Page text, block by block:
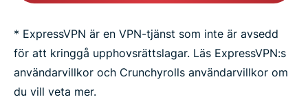
* ExpressVPN är en VPN-tjänst som inte är avsedd
för att kringgå upphovsrättslagar. Läs ExpressVPN:s
användarvillkor och Crunchyrolls användarvillkor om
du vill veta mer.